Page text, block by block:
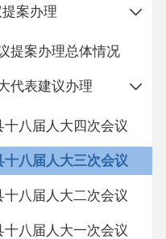
案办理
提案办理总体情况
代表建议办理
十八届人大四次会议
十八届人大三次会议
十八届人大二次会议
十八届人大一次会议